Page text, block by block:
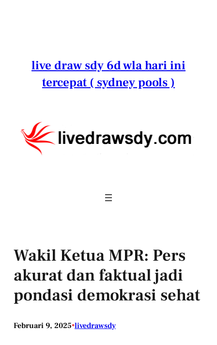
live draw sdy 6d wla hari ini
tercepat ( sydney pools )
Wakil Ketua MPR: Pers
akurat dan faktual jadi
pondasi demokrasi sehat
Februari 9, 2025•livedrawsdy